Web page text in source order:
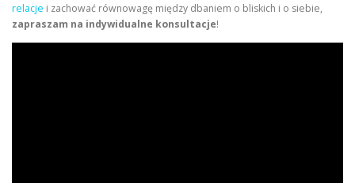
relacje i zachować równowagę między dbaniem o bliskich i o siebie,
zapraszam na indywidualne konsultacje!